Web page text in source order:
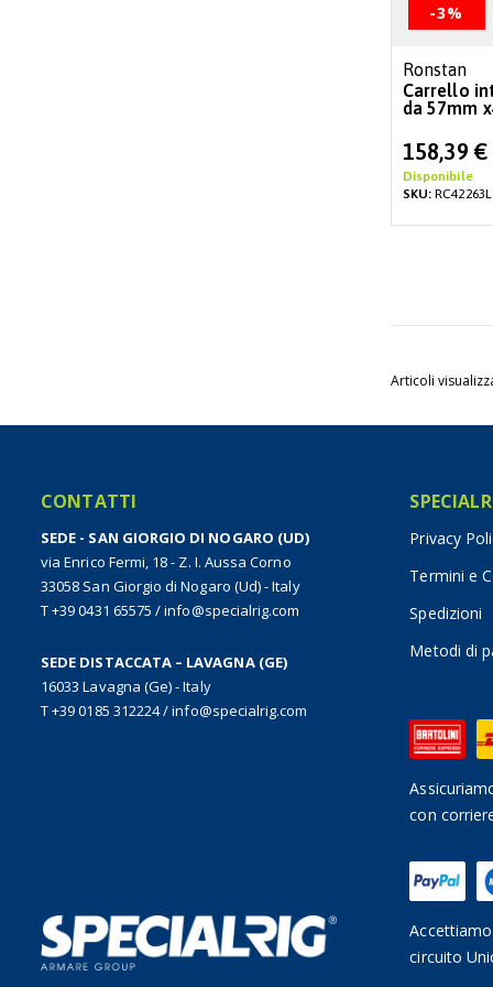
-3%
Ronstan
Carrello
da 57mm
Special
Price
158,39 €
Disponibile
SKU:RC42263L
Articoli
CONTATTI
SEDE - SAN GIORGIO DI NOGARO (UD)
via Enrico Fermi, 18 - Z. I. Aussa Corno
33058 San Giorgio di Nogaro (Ud) - Italy
T +39 0431 65575 /info@specialrig.com
SEDE DISTACCATA – LAVAGNA (GE)
16033 Lavagna (Ge) - Italy
T +39 0185 312224/info@specialrig.com
Privacy
Termini e
Spedizioni
Metodi di
con
circuito